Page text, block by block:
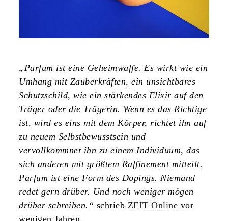
„Parfum ist eine Geheimwaffe. Es wirkt wie ein
Umhang mit Zauberkräften, ein unsichtbares
Schutzschild, wie ein stärkendes Elixir auf den
Träger oder die Trägerin. Wenn es das Richtige
ist, wird es eins mit dem Körper, richtet ihn auf
zu neuem Selbstbewusstsein und
vervollkommnet ihn zu einem Individuum, das
sich anderen mit größtem Raffinement mitteilt.
Parfum ist eine Form des Dopings. Niemand
redet gern drüber. Und noch weniger mögen
drüber schreiben.“ schrieb ZEIT Online vor
wenigen Jahren.